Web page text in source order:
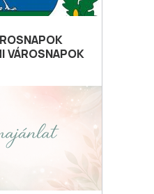
VÁROSNAPOK